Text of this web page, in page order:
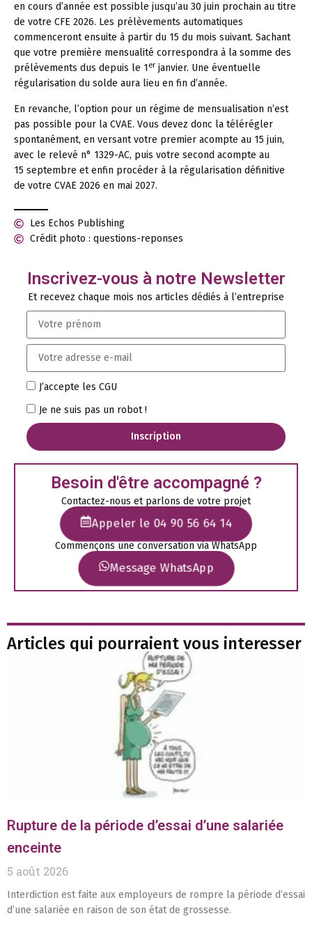
en cours d’année est possible jusqu’au 30 juin prochain au titre
de votre CFE 2026. Les prélèvements automatiques
commenceront ensuite à partir du 15 du mois suivant. Sachant
que votre première mensualité correspondra à la somme des
prélèvements dus depuis le 1er janvier. Une éventuelle
régularisation du solde aura lieu en fin d’année.
En revanche, l’option pour un régime de mensualisation n’est
pas possible pour la CVAE. Vous devez donc la télérégler
spontanément, en versant votre premier acompte au 15 juin,
avec le relevé n° 1329-AC, puis votre second acompte au
15 septembre et enfin procéder à la régularisation définitive
de votre CVAE 2026 en mai 2027.
Les Echos Publishing
Crédit photo : questions-reponses
Inscrivez-vous à notre Newsletter
Et recevez chaque mois nos articles dédiés à l’entreprise
J’accepte les CGU
Je ne suis pas un robot !
Inscription
Besoin d'être accompagné ?
Contactez-nous et parlons de votre projet
Appeler le 04 90 56 64 14
Commençons une conversation via WhatsApp
Message WhatsApp
Articles qui pourraient vous interesser
Rupture de la période d’essai d’une salariée
enceinte
5 août 2026
Interdiction est faite aux employeurs de rompre la période d’essai
d’une salariée en raison de son état de grossesse.